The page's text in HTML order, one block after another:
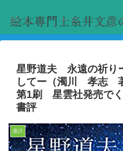
星野道夫 永遠の祈り
してー（濁川 孝志
第1刷 星雲社発売でく
書評
書評